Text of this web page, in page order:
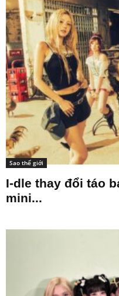
Sao thế giới
I-dle thay đổi táo
mini...